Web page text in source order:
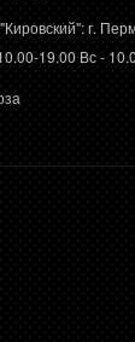
г.
19.00 Вс -